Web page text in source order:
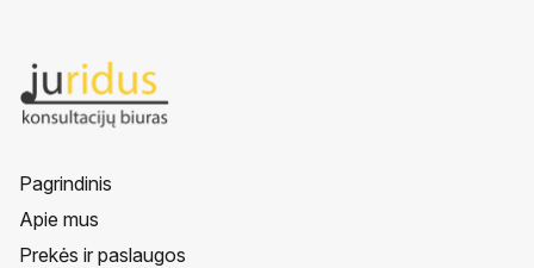
Pagrindinis
Apie mus
Prekės ir paslaugos